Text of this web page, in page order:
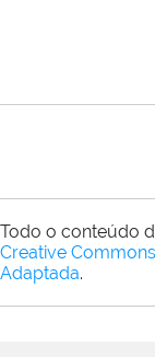
Todo o conteúdo
Creative
Adaptada.